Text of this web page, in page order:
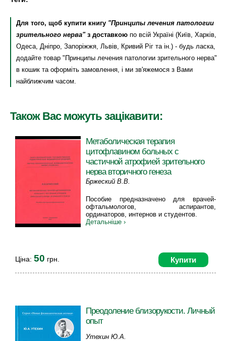
Для того, щоб купити книгу "Принципы лечения патологии
зрительного нерва"з доставкою по всій Україні (Київ, Харків,
Одеса, Дніпро, Запоріжжя, Львів, Кривий Ріг та ін.) - будь ласка,
додайте товар "Принципы лечения патологии зрительного нерва"
в кошик та оформіть замовлення, і ми зв'яжемося з Вами
найближчим часом.
Також Вас можуть зацікавити:
Метаболическая терапия
цитофлавином больных с
частичной атрофией зрительного
нерва вторичного генеза
Бржеский В.В.
Пособие предназначено для врачей-
офтальмологов, аспирантов,
ординаторов, интернов и студентов.
Детальніше ›
Купити
Ціна: 50 грн.
Преодоление близорукости. Личный
опыт
Утехин Ю.А.